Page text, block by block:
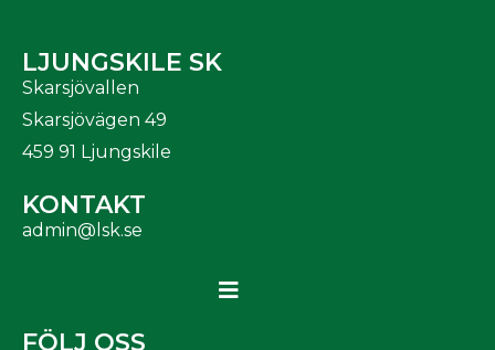
LJUNGSKILE SK
Skarsjövallen
Skarsjövägen 49
459 91 Ljungskile
KONTAKT
admin@lsk.se
FÖLJ OSS